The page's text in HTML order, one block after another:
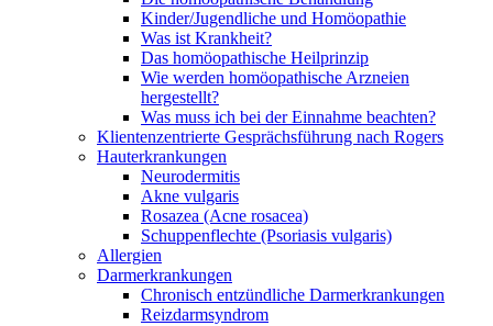
Kinder/Jugendliche und Homöopathie
Was ist Krankheit?
Das homöopathische Heilprinzip
Wie werden homöopathische Arzneien
hergestellt?
Was muss ich bei der Einnahme beachten?
Klientenzentrierte Gesprächsführung nach Rogers
Hauterkrankungen
Neurodermitis
Akne vulgaris
Rosazea (Acne rosacea)
Schuppenflechte (Psoriasis vulgaris)
Allergien
Darmerkrankungen
Chronisch entzündliche Darmerkrankungen
Reizdarmsyndrom